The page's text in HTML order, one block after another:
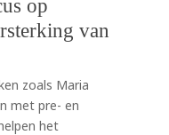
op
van
zoals Maria
met pre- en
het